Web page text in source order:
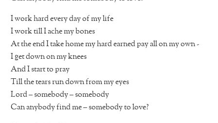
I work hard every day of my life
I work till I ache my bones
At the end I take home my hard earned pay all on my own -
I get down on my knees
And I start to pray
Till the tears run down from my eyes
Lord – somebody – somebody
Can anybody find me – somebody to love?